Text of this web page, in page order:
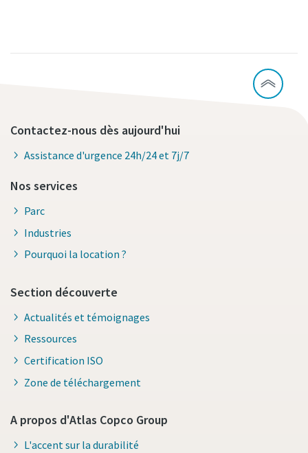
Contactez-nous dès aujourd'hui
Assistance d'urgence 24h/24 et 7j/7
Nos services
Parc
Industries
Pourquoi la location ?
Section découverte
Actualités et témoignages
Ressources
Certification ISO
Zone de téléchargement
A propos d'Atlas Copco Group
L'accent sur la durabilité